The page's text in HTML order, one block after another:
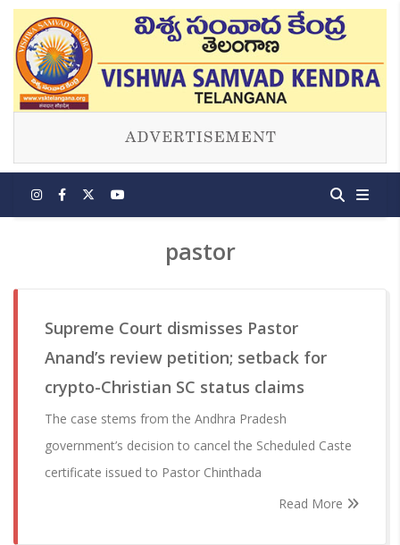
pastor
Supreme Court dismisses Pastor
Anand’s review petition; setback for
crypto-Christian SC status claims
The case stems from the Andhra Pradesh
government’s decision to cancel the Scheduled Caste
certificate issued to Pastor Chinthada
Read More